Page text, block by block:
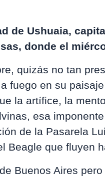
de Ushuaia,
donde el
quizás no tan
fuego en su
la artífice, la
esa
de la Pasarela
Beagle que fluyen
Buenos Aires